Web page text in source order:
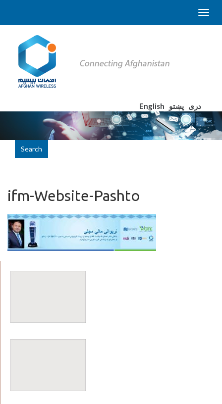
English دری پښتو
Search
ifm-Website-Pashto